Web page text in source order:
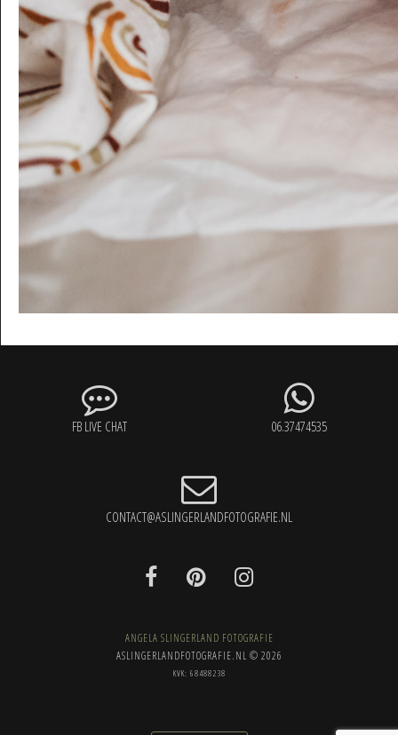
FB LIVE CHAT 06.37474535
CONTACT@ASLINGERLANDFOTOGRAFIE.NL
ANGELA SLINGERLAND FOTOGRAFIE
ASLINGERLANDFOTOGRAFIE.NL © 2026
KVK: 68488238